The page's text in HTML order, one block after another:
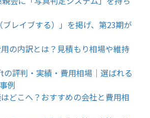
ブレイブする）」を掲げ、第23期が
の内訳とは？見積もり相場や維持
の評判・実績・費用相場｜選ばれる
例
どこへ？おすすめの会社と費用相